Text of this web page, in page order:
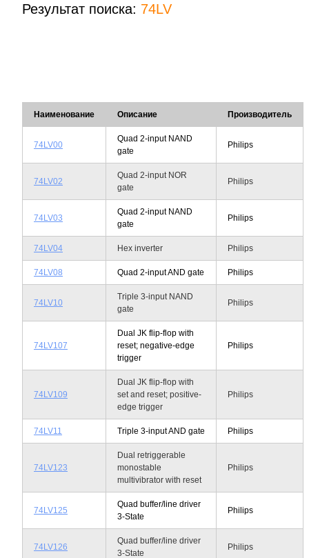
Результат поиска: 74LV
Наименование Описание Производитель
74LV00
Quad 2-input NAND
gate
Philips
74LV02
Quad 2-input NOR
gate
Philips
74LV03
Quad 2-input NAND
gate
Philips
74LV04 Hex inverter Philips
74LV08 Quad 2-input AND gate Philips
74LV10
Triple 3-input NAND
gate
Philips
74LV107
Dual JK flip-flop with
reset; negative-edge
trigger
Philips
74LV109
Dual JK flip-flop with
set and reset; positive-
edge trigger
Philips
74LV11 Triple 3-input AND gate Philips
74LV123
Dual retriggerable
monostable
multivibrator with reset
Philips
74LV125
Quad buffer/line driver
3-State
Philips
74LV126
Quad buffer/line driver
3-State
Philips